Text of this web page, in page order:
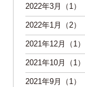
2022年3月（1）
2022年1月（2）
2021年12月（1）
2021年10月（1）
2021年9月（1）